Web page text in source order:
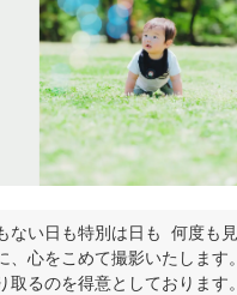
ない日も特別は日も 何度も
、心をこめて撮影いたします
取るのを得意としております